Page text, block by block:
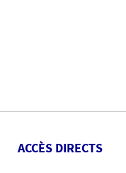
ACCÈS DIRECTS